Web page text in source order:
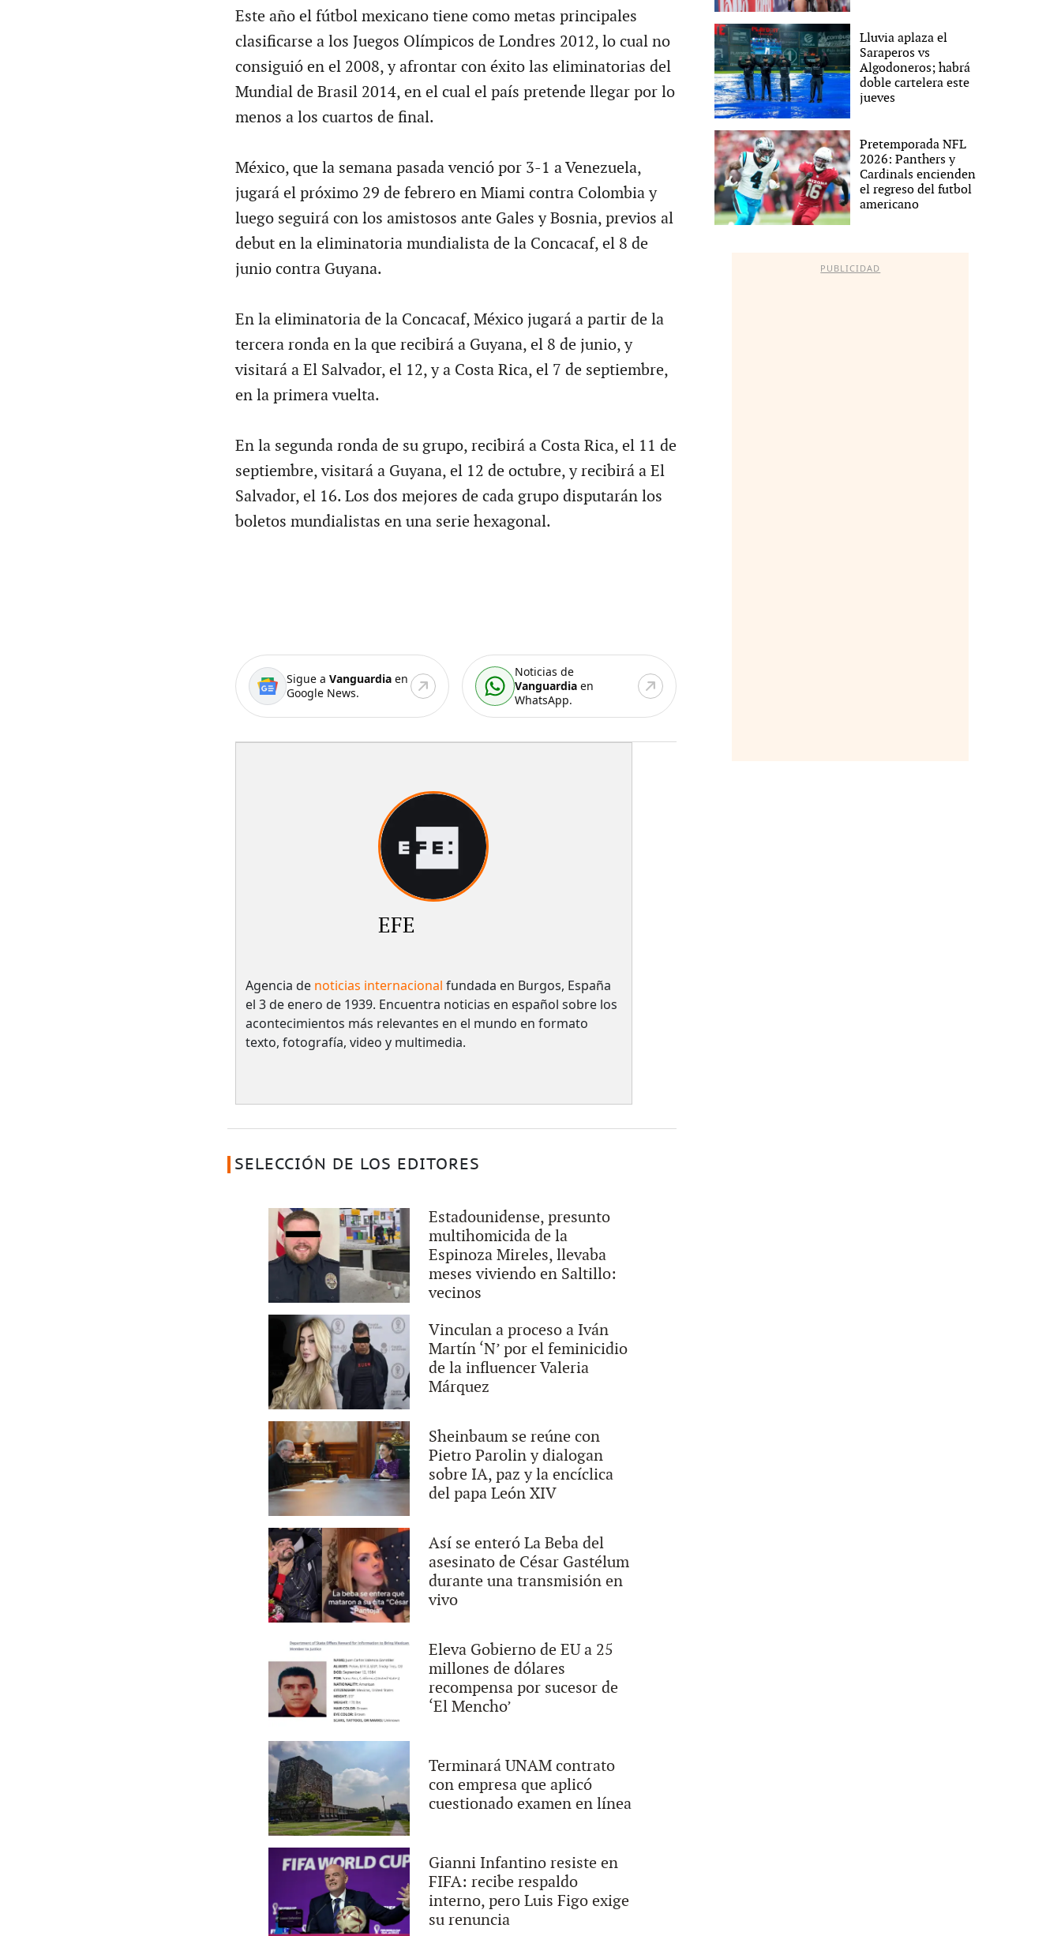
Este año el fútbol mexicano tiene como metas principales
clasificarse a los Juegos Olímpicos de Londres 2012, lo cual no
consiguió en el 2008, y afrontar con éxito las eliminatorias del
Mundial de Brasil 2014, en el cual el país pretende llegar por lo
menos a los cuartos de final.
México, que la semana pasada venció por 3-1 a Venezuela,
jugará el próximo 29 de febrero en Miami contra Colombia y
luego seguirá con los amistosos ante Gales y Bosnia, previos al
debut en la eliminatoria mundialista de la Concacaf, el 8 de
junio contra Guyana.
En la eliminatoria de la Concacaf, México jugará a partir de la
tercera ronda en la que recibirá a Guyana, el 8 de junio, y
visitará a El Salvador, el 12, y a Costa Rica, el 7 de septiembre,
en la primera vuelta.
En la segunda ronda de su grupo, recibirá a Costa Rica, el 11 de
septiembre, visitará a Guyana, el 12 de octubre, y recibirá a El
Salvador, el 16. Los dos mejores de cada grupo disputarán los
boletos mundialistas en una serie hexagonal.
Sigue a Vanguardiaen
Google News.
Noticias de
Vanguardia en
WhatsApp.
EFE
Agencia de noticias internacional fundada en Burgos, España
el 3 de enero de 1939. Encuentra noticias en español sobre los
acontecimientos más relevantes en el mundo en formato
texto, fotografía, video y multimedia.
SELECCIÓN DE LOS EDITORES
Estadounidense, presunto
multihomicida de la
Espinoza Mireles, llevaba
meses viviendo en Saltillo:
vecinos
Vinculan a proceso a Iván
Martín ‘N’ por el feminicidio
de la influencer Valeria
Márquez
Sheinbaum se reúne con
Pietro Parolin y dialogan
sobre IA, paz y la encíclica
del papa León XIV
Así se enteró La Beba del
asesinato de César Gastélum
durante una transmisión en
vivo
Eleva Gobierno de EU a 25
millones de dólares
recompensa por sucesor de
‘El Mencho’
Terminará UNAM contrato
con empresa que aplicó
cuestionado examen en línea
Gianni Infantino resiste en
FIFA: recibe respaldo
interno, pero Luis Figo exige
su renuncia
Lluvia aplaza el
Saraperos vs
Algodoneros; habrá
doble cartelera este
jueves
Pretemporada NFL
2026: Panthers y
Cardinals encienden
el regreso del futbol
americano
PUBLICIDAD